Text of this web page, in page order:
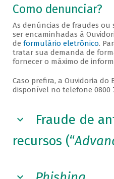
Como denunciar?
As denúncias de fraudes ou
ser encaminhadas à
de formulário eletrônico.
tratar sua demanda de
fornecer o máximo de
Caso prefira, a Ouvidoria do
disponível no telefone 0800
Fraude de
recursos (“